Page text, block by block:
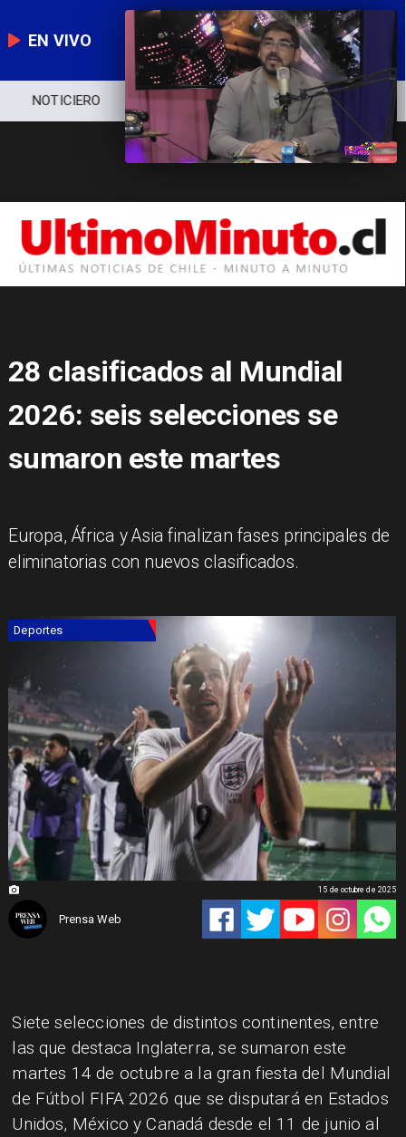
EN VIVO
NOTICIERO POLÍTICA ECONOMÍA
28 clasificados al Mundial
2026: seis selecciones se
sumaron este martes
Europa, África y Asia finalizan fases principales de
eliminatorias con nuevos clasificados.
Deportes
Prensa Web
15 de octubre de 2025
Siete selecciones de distintos continentes, entre
las que destaca Inglaterra, se sumaron este
martes 14 de octubre a la gran fiesta del Mundial
de Fútbol FIFA 2026 que se disputará en Estados
Unidos, México y Canadá desde el 11 de junio al